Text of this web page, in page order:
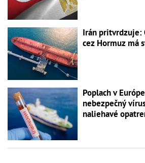
Irán pritvrdzuje:
cez Hormuz má
Poplach v
nebezpečný
naliehavé